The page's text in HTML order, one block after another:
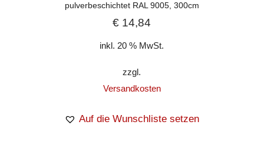
pulverbeschichtet RAL 9005, 300cm
€ 14,84
inkl. 20 % MwSt.
zzgl.
Versandkosten
Auf die Wunschliste setzen